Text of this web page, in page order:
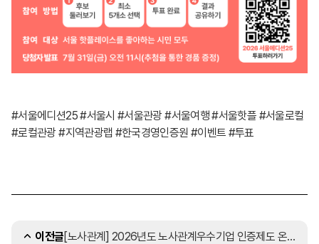
#서울에디션25 #서울시 #서울관광 #서울여행 #서울핫플 #서울로컬
#로컬관광 #지역관광랩 #한국경영인증원 #이벤트 #투표
이전글 [노사관계] 2026년도 노사관계우수기업 인증제도 온라인 설명회 개최(7/22, 수)